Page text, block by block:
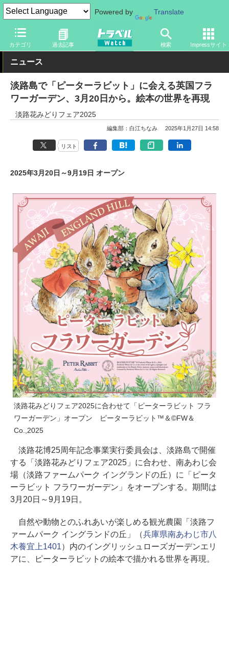
Powered by Translate
カテゴリ 過去記事 検索 Impressサイト
トラベル Watch 旅の情報 観光地 観光スポット
ニュース
淡路島で「ピーターラビット」に会える英国フラ
ワーガーデン、3月20日から。絵本の世界を再現
淡路花みどりフェア2025
編集部：白江ちなみ 2025年1月27日 14:58
リスト
2025年3月20日～9月19日 オープン
淡路花みどりフェア2025に合わせて「ピーターラビット フラ
ワーガーデン」オープン ピーターラビット™＆©FW＆
Co.,2025
淡路花博25周年記念事業実行委員会は、淡路島で開催
する「淡路花みどりフェア2025」に合わせ、南あわじ会
場（淡路ファームパーク イングランドの丘）に「ピータ
ーラビット フラワーガーデン」をオープンする。期間は
3月20日～9月19日。
自然や動物とのふれあいが楽しめる観光農園「淡路フ
ァームパーク イングランドの丘」（兵庫県南あわじ市八
木養宜上1401）内のイングリッシュローズガーデンエリ
アに、ピーターラビットの絵本で描かれる世界を再現。